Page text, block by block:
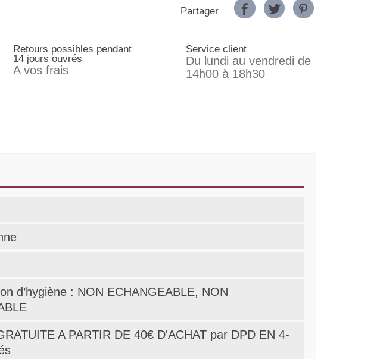
Partager
Retours possibles pendant
14 jours ouvrés
A vos frais
Service client
Du lundi au vendredi de
14h00 à 18h30
d’hygiène : NON ECHANGEABLE, NON
A PARTIR DE 40€ D'ACHAT par DPD EN 4-